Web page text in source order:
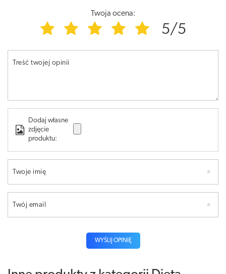
Twoja ocena:
5/5
Treść twojej opinii
Dodaj własne
zdjęcie
produktu:
Twoje imię
Twój email
WYŚLIJ OPINIĘ